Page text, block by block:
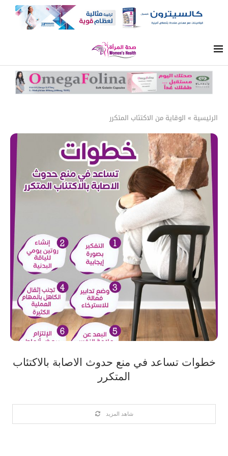
الرئيسية » الوقاية من الاكتئاب المتكرر
خطوات تساعد في منع حدوث الاصابة بالاكتئاب
المتكرر
شاهد المزيد